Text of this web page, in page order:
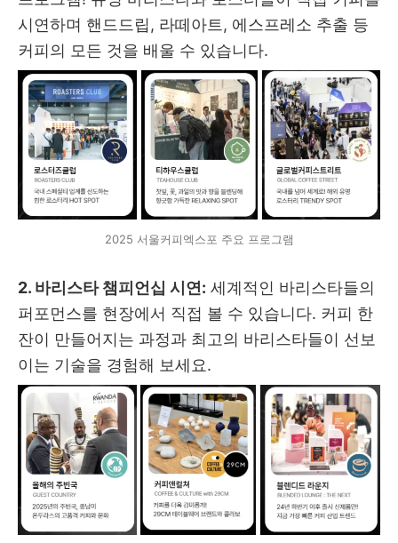
시연하며 핸드드립, 라떼아트, 에스프레소 추출 등
커피의 모든 것을 배울 수 있습니다.
2025 서울커피엑스포 주요 프로그램
2. 바리스타 챔피언십 시연: 세계적인 바리스타들의
퍼포먼스를 현장에서 직접 볼 수 있습니다. 커피 한
잔이 만들어지는 과정과 최고의 바리스타들이 선보
이는 기술을 경험해 보세요.